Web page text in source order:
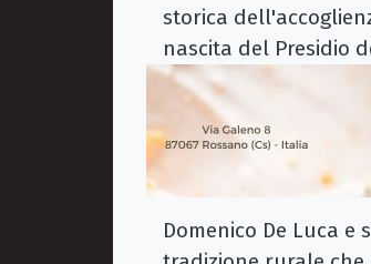
storica
nascita del Presidio
Domenico De Luca